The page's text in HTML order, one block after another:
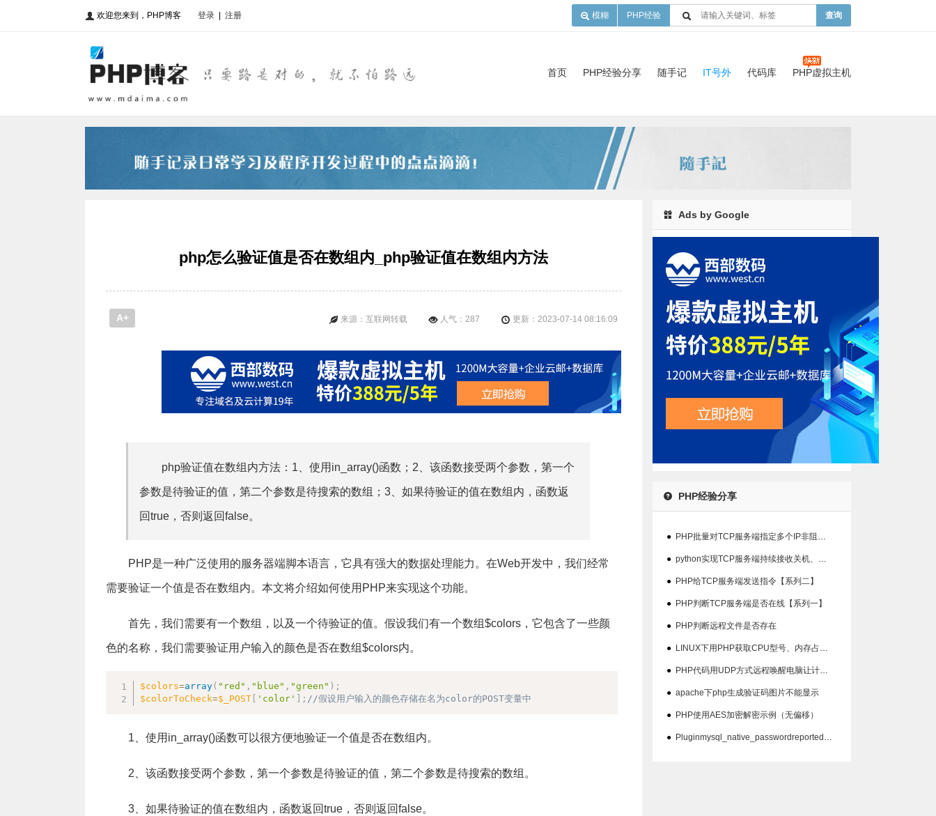
欢迎您来到，PHP博客 登录 注册 模糊 PHP经验 查询
首页 PHP经验分享 随手记 IT号外 代码库 PHP虚拟主机
php怎么验证值是否在数组内_php验证值在数组内方法
更新：2023-07-14 08:16:09
人气：287
来源：互联网转载
A+
php验证值在数组内方法：1、使用in_array()函数；2、该函数接受两个参数，第一个
参数是待验证的值，第二个参数是待搜索的数组；3、如果待验证的值在数组内，函数返
回true，否则返回false。
PHP是一种广泛使用的服务器端脚本语言，它具有强大的数据处理能力。在Web开发中，我们经常
需要验证一个值是否在数组内。本文将介绍如何使用PHP来实现这个功能。
首先，我们需要有一个数组，以及一个待验证的值。假设我们有一个数组$colors，它包含了一些颜
色的名称，我们需要验证用户输入的颜色是否在数组$colors内。
$colors=array( "red" , "blue" , "green" ) ;
$colorToCheck=$_POST 'color' ; //假设用户输入的颜色存储在名为color的POST变量中
1、使用in_array()函数可以很方便地验证一个值是否在数组内。
2、该函数接受两个参数，第一个参数是待验证的值，第二个参数是待搜索的数组。
3、如果待验证的值在数组内，函数返回true，否则返回false。
Ads by Google
PHP经验分享
● PHP批量对TCP服务端指定多个IP非阻塞检查在线状态
● python实现TCP服务端持续接收关机、重启指令并输出结果【系列三】
● PHP给TCP服务端发送指令【系列二】
● PHP判断TCP服务端是否在线【系列一】
● PHP判断远程文件是否存在
● LINUX下用PHP获取CPU型号、内存占用、硬盘占用等信息代码
● PHP代码用UDP方式远程唤醒电脑让计算机开机
● apache下php生成验证码图片不能显示
● PHP使用AES加密解密示例（无偏移）
● Pluginmysql_native_passwordreported:''mysql_native_password'isdeprecate问题